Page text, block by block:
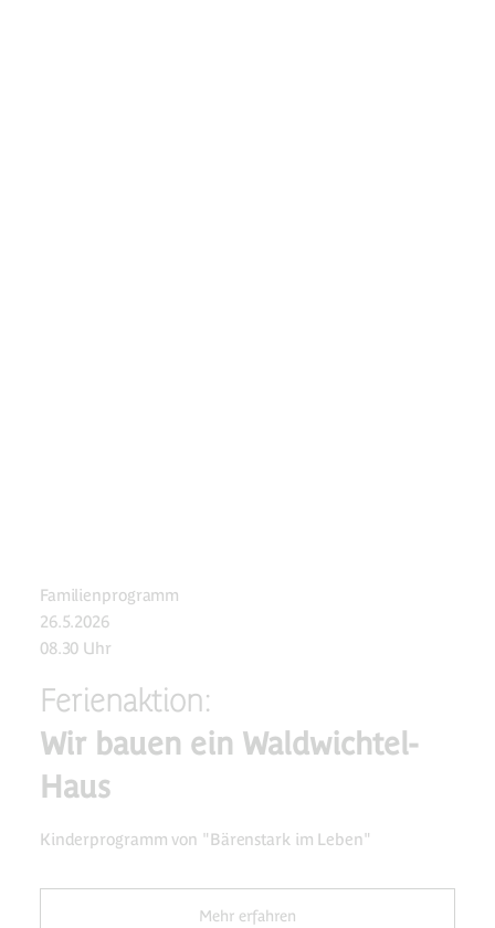
Familienprogramm
26.5.2026
08.30 Uhr
Ferienaktion:
Wir bauen ein Waldwichtel-
Haus
Kinderprogramm von "Bärenstark im Leben"
Mehr erfahren